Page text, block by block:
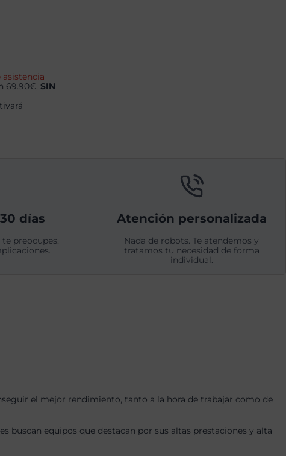
asistencia
69.90€, SIN
días
preocupes.
Atención personalizada
Nada de robots. Te atendemos y
tratamos tu necesidad de forma
individual.
el mejor rendimiento, tanto a la hora de trabajar como de
buscan equipos que destacan por sus altas prestaciones y alta